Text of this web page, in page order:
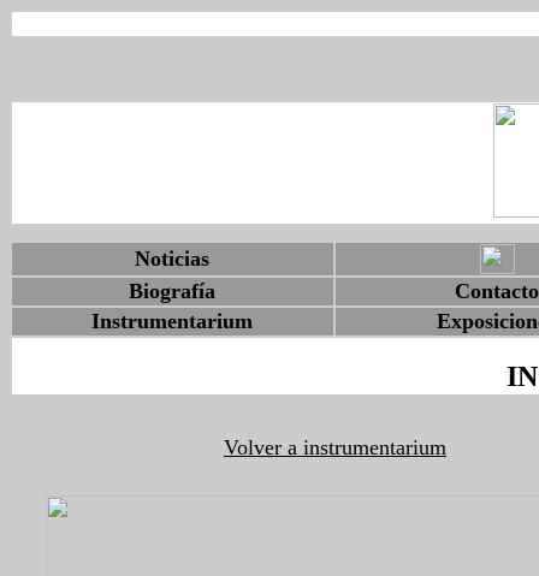
Noticias
Biografía
Contacto
Instrumentarium
Volver a instrumentarium